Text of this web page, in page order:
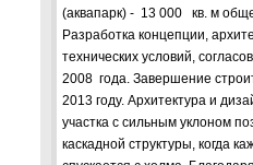
(аквапарк) - 13 000 кв. м
Разработка концепции,
технических условий,
2008 года. Завершение
2013 году. Архитектура и
участка с сильным уклоном
каскадной структуры, когда